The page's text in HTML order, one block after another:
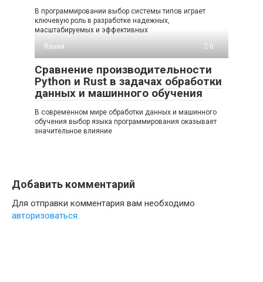
В программировании выбор системы типов играет
ключевую роль в разработке надежных,
масштабируемых и эффективных
Языки
0
Сравнение производительности
Python и Rust в задачах обработки
данных и машинного обучения
В современном мире обработки данных и машинного
обучения выбор языка программирования оказывает
значительное влияние
Добавить комментарий
Для отправки комментария вам необходимо
авторизоваться.